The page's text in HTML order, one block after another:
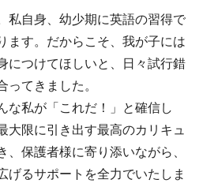
私自身、幼少期に英語の習得で
ます。だからこそ、我が子には
につけてほしいと、日々試行錯
てきました。
な私が「これだ！」と確信し
大限に引き出す最高のカリキュ
保護者様に寄り添いながら、
げるサポートを全力でいたしま